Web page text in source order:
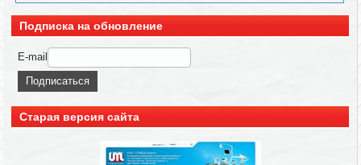
Подписка на обновление
E-mail
Старая версия сайта